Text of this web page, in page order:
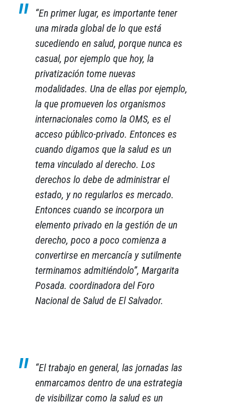
“En primer lugar, es importante tener
una mirada global de lo que está
sucediendo en salud, porque nunca es
casual, por ejemplo que hoy, la
privatización tome nuevas
modalidades. Una de ellas por ejemplo,
la que promueven los organismos
internacionales como la OMS, es el
acceso público-privado. Entonces es
cuando digamos que la salud es un
tema vinculado al derecho. Los
derechos lo debe de administrar el
estado, y no regularlos es mercado.
Entonces cuando se incorpora un
elemento privado en la gestión de un
derecho, poco a poco comienza a
convertirse en mercancía y sutilmente
terminamos admitiéndolo”, Margarita
Posada. coordinadora del Foro
Nacional de Salud de El Salvador.
“El trabajo en general, las jornadas las
enmarcamos dentro de una estrategia
de visibilizar como la salud es un